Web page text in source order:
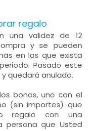
regalo
una validez de 12
y se pueden
en las que exista
Pasado este
quedará anulado.
bonos, uno con el
(sin importes) que
regalo con una
persona que Usted